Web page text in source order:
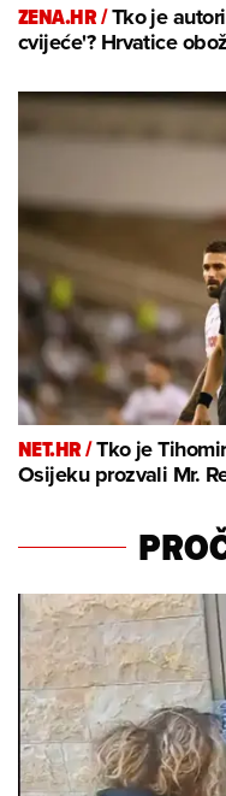
ZENA.HR /Tko je
cvijeće'? Hrvatice
NET.HR /Tko je
Osijeku prozvali Mr.